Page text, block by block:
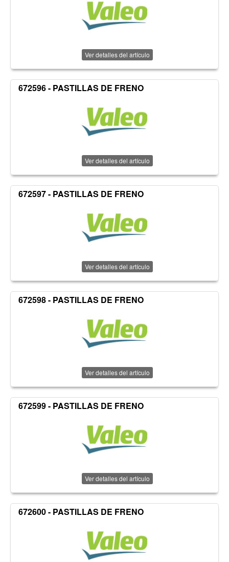
Ver detalles del artículo
672596 - PASTILLAS DE FRENO
Ver detalles del artículo
672597 - PASTILLAS DE FRENO
Ver detalles del artículo
672598 - PASTILLAS DE FRENO
Ver detalles del artículo
672599 - PASTILLAS DE FRENO
Ver detalles del artículo
672600 - PASTILLAS DE FRENO